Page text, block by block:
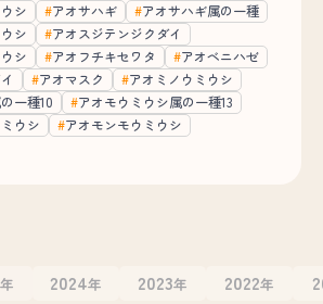
シ
アオサハギ
アオサハギ属の一種
シ
アオスジテンジクダイ
シ
アオフチキセワタ
アオベニハゼ
アオマスク
アオミノウミウシ
一種10
アオモウミウシ属の一種13
ウシ
アオモンモウミウシ
年 2024年 2023年 2022年